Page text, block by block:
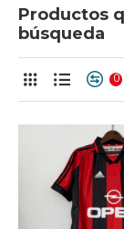
Productos
búsqueda
0